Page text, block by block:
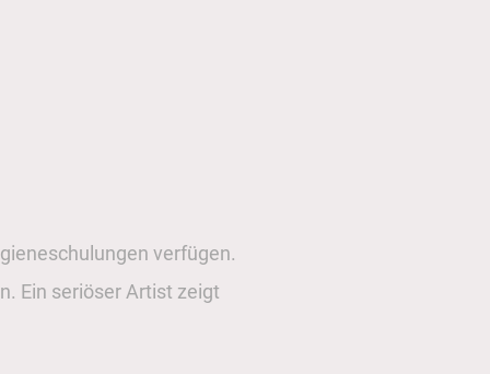
verfügen.
Ein seriöser Artist zeigt